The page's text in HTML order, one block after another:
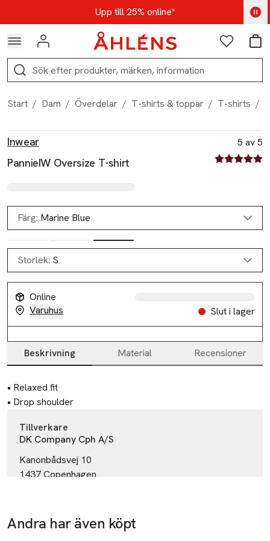
Hoppa till navigationsmenynUpp till 25% online*
Kod: AUG25 - Shoppa nu
Logga in Favoriter
Sök
Start / Dam / Överdelar / T-shirts & toppar / T-shirts /
Inwear
PannieIW Oversize T-shirt
5 av 5
5 av fem
Färg: Marine Blue
Storlek: S
Online
Varuhus
Slut i lager
Beskrivning Material Recensioner
Beskrivning
• Relaxed fit
• Drop shoulder
Tillverkare
DK Company Cph A/S
Kanonbådsvej 10
1437 Copenhagen
E-post
Andra har även köpt
-60%